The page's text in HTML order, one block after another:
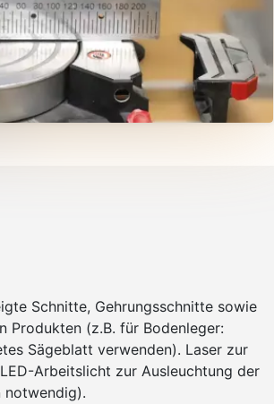
Schnitte, Gehrungsschnitte sowie
Produkten (z.B. für Bodenleger:
Sägeblatt verwenden). Laser zur
Arbeitslicht zur Ausleuchtung der
notwendig).